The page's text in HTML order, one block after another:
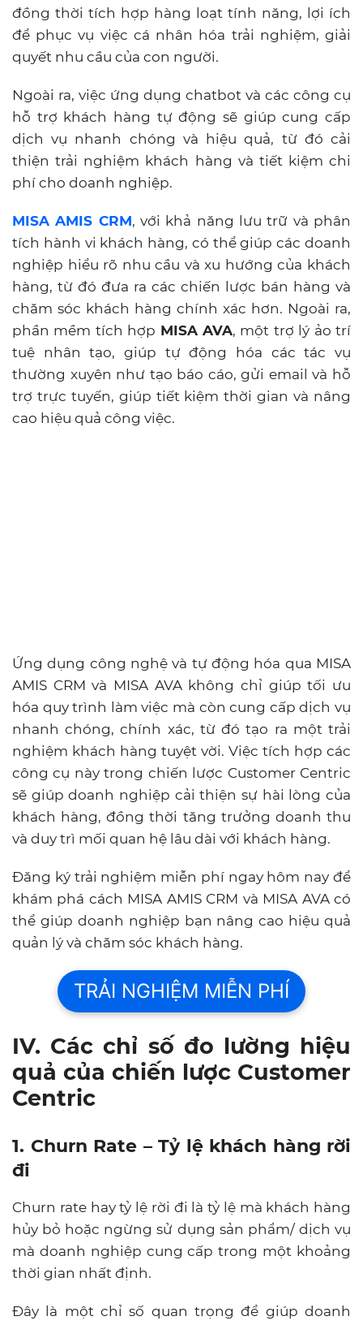
đồng thời tích hợp hàng loạt tính năng, lợi ích
để phục vụ việc cá nhân hóa trải nghiệm, giải
quyết nhu cầu của con người.
Ngoài ra, việc ứng dụng chatbot và các công cụ
hỗ trợ khách hàng tự động sẽ giúp cung cấp
dịch vụ nhanh chóng và hiệu quả, từ đó cải
thiện trải nghiệm khách hàng và tiết kiệm chi
phí cho doanh nghiệp.
MISA AMIS CRM, với khả năng lưu trữ và phân
tích hành vi khách hàng, có thể giúp các doanh
nghiệp hiểu rõ nhu cầu và xu hướng của khách
hàng, từ đó đưa ra các chiến lược bán hàng và
chăm sóc khách hàng chính xác hơn. Ngoài ra,
phần mềm tích hợp MISA AVA, một trợ lý ảo trí
tuệ nhân tạo, giúp tự động hóa các tác vụ
thường xuyên như tạo báo cáo, gửi email và hỗ
trợ trực tuyến, giúp tiết kiệm thời gian và nâng
cao hiệu quả công việc.
và duy trì mối quan hệ lâu dài với khách hàng.
Đăng ký trải nghiệm miễn phí ngay hôm nay để
khám phá cách MISA AMIS CRM và MISA AVA có
thể giúp doanh nghiệp bạn nâng cao hiệu quả
quản lý và chăm sóc khách hàng.
TRẢI NGHIỆM MIỄN PHÍ
IV. Các chỉ số đo lường hiệu
quả của chiến lược Customer
Centric
1. Churn Rate – Tỷ lệ khách hàng rời
Churn rate hay tỷ lệ rời đi là tỷ lệ mà khách hàng
hủy bỏ hoặc ngừng sử dụng sản phẩm/ dịch vụ
mà doanh nghiệp cung cấp trong một khoảng
thời gian nhất định.
Đây là một chỉ số quan trọng để giúp doanh
nghiệp có thể đo lường hiệu quả của các chiến
đi cao sẽ là tín hiệu để doanh nghiệp cần có
những thay đổi cần thiết về về việc định giá sản
phẩm, chất lượng sản phẩm, đối thủ cạnh tranh
và kế hoạch kinh doanh mới.